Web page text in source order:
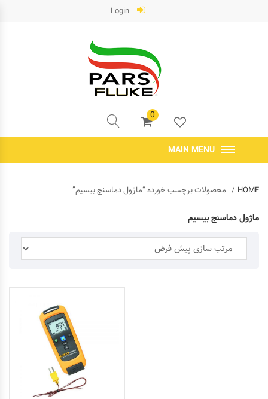
0
MAIN MENU
HOME محصولات برچسب خورده “ماژول دماسنج بیسیم”
ماژول دماسنج بیسیم